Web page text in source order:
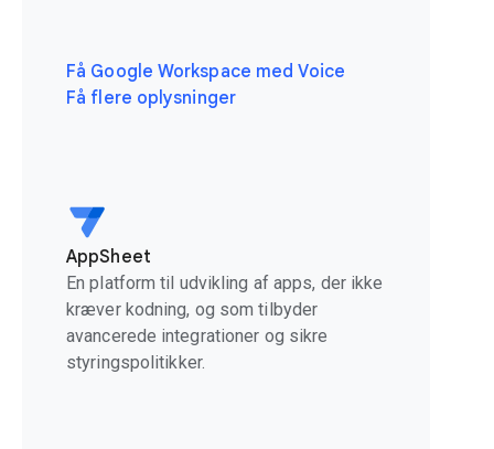
Få Google Workspace med Voice
Få flere oplysninger
AppSheet
En platform til udvikling af apps, der ikke
kræver kodning, og som tilbyder
avancerede integrationer og sikre
styringspolitikker.